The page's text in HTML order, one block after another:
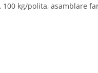
100 kg/polita,